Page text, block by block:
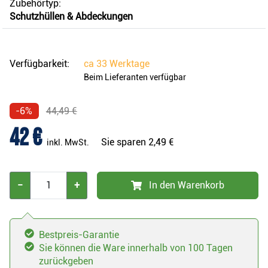
Zubehörtyp:
Schutzhüllen & Abdeckungen
Verfügbarkeit: ca 33 Werktage
Beim Lieferanten verfügbar
-6% 44,49 €
42 € inkl. MwSt. Sie sparen 2,49 €
− + In den Warenkorb
Bestpreis-Garantie
Sie können die Ware innerhalb von 100 Tagen
zurückgeben